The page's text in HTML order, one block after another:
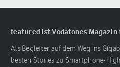
featured ist Vodafones
Als Begleiter auf dem Weg ins
besten Stories zu Smartphone-